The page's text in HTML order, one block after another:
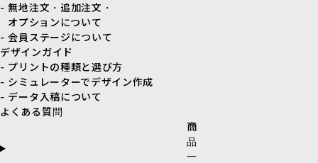
- 無地注文・追加注文・
オプションについて
- 会員ステージについて
デザインガイド
- プリントの種類と選び方
- シミュレーターでデザイン作成
- データ入稿について
よくある質問
商
品
一